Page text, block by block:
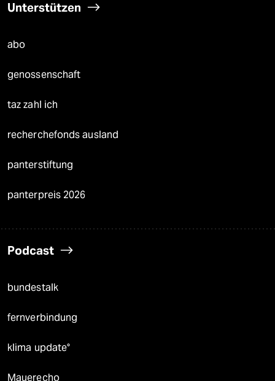
Unterstützen
abo
genossenschaft
taz zahl ich
recherchefonds ausland
panterstiftung
panterpreis 2026
Podcast
bundestalk
fernverbindung
klima update°
Mauerecho